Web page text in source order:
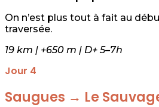
On n’est plus tout à fait au
traversée.
19 km | +650 m | D+ 5–7h
Jour 4
Saugues → Le